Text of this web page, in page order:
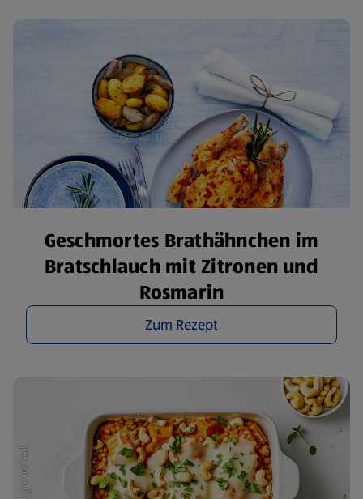
Geschmortes Brathähnchen im
Bratschlauch mit Zitronen und
Rosmarin
Zum Rezept